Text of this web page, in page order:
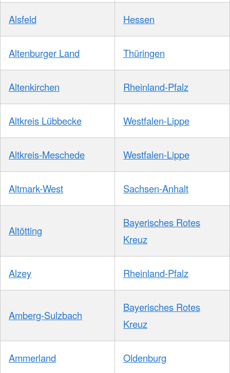
Alsfeld Hessen
Altenburger Land Thüringen
Altenkirchen Rheinland-Pfalz
Altkreis Lübbecke Westfalen-Lippe
Altkreis-Meschede Westfalen-Lippe
Altmark-West Sachsen-Anhalt
Altötting
Bayerisches Rotes
Kreuz
Alzey Rheinland-Pfalz
Amberg-Sulzbach
Bayerisches Rotes
Kreuz
Ammerland Oldenburg